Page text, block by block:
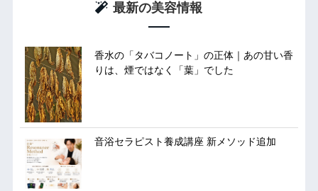
最新の美容情報
香水の「タバコノート」の正体｜あの甘い香
りは、煙ではなく「葉」でした
音浴セラピスト養成講座 新メソッド追加